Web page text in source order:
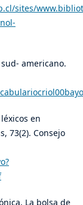
sites/
americano.
en
73(2). Consejo
La bolsa de